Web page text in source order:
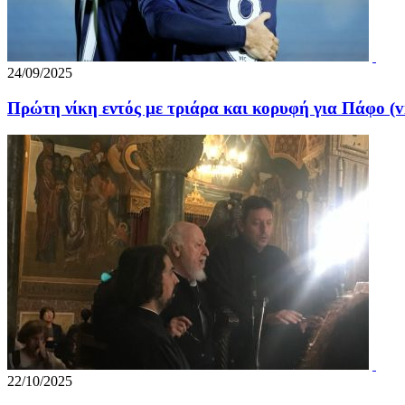
24/09/2025
Πρώτη νίκη εντός με τριάρα και κορυφή για Πάφο
22/10/2025